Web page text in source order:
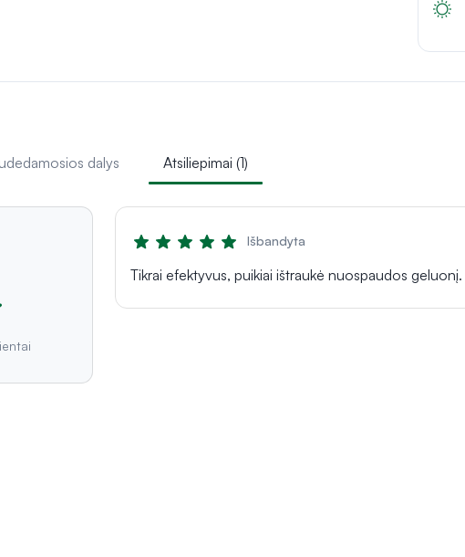
dalys Atsiliepimai (1)
Išbandyta
Tikrai efektyvus, puikiai ištraukė nuospaudos geluonį.